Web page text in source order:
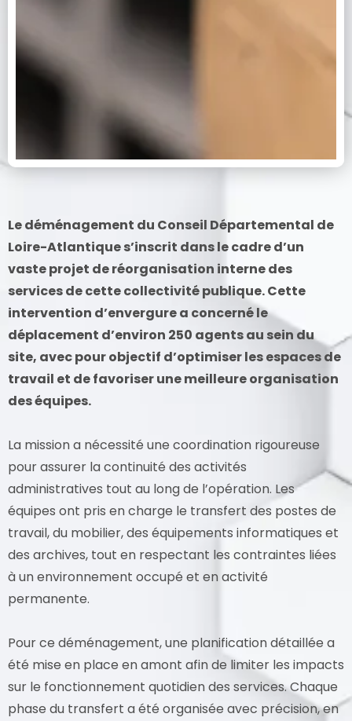
Le déménagement du Conseil Départemental de
Loire-Atlantique s’inscrit dans le cadre d’un
vaste projet de réorganisation interne des
services de cette collectivité publique. Cette
intervention d’envergure a concerné le
déplacement d’environ 250 agents au sein du
site, avec pour objectif d’optimiser les espaces de
travail et de favoriser une meilleure organisation
des équipes.
La mission a nécessité une coordination rigoureuse
pour assurer la continuité des activités
administratives tout au long de l’opération. Les
équipes ont pris en charge le transfert des postes de
travail, du mobilier, des équipements informatiques et
des archives, tout en respectant les contraintes liées
à un environnement occupé et en activité
permanente.
Pour ce déménagement, une planification détaillée a
été mise en place en amont afin de limiter les impacts
sur le fonctionnement quotidien des services. Chaque
phase du transfert a été organisée avec précision, en